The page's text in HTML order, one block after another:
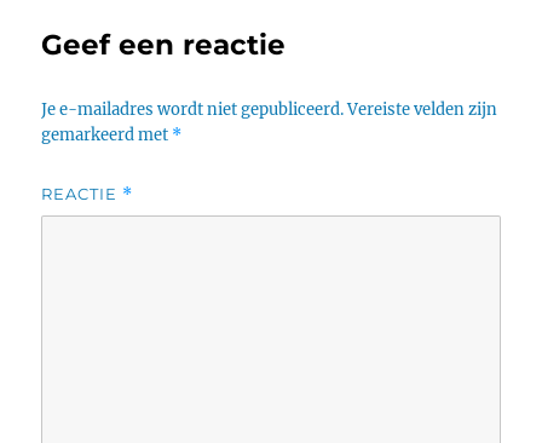
Geef een reactie
Je e-mailadres wordt niet gepubliceerd. Vereiste velden zijn
gemarkeerd met *
REACTIE *